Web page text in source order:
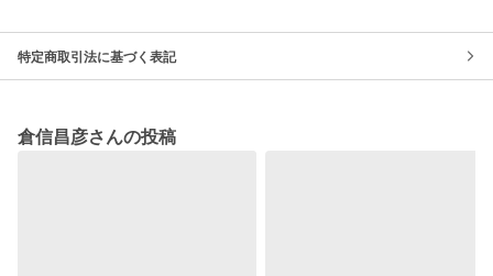
特定商取引法に基づく表記
倉信昌彦さんの投稿